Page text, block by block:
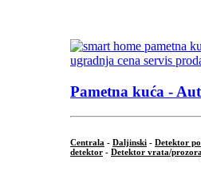
Pametna kuća -
Centrala - Daljinski - Detektor
detektor - Detektor vrata/prozora